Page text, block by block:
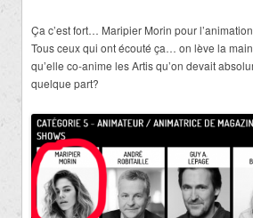
Ça c’est fort… Maripier Morin pour
Tous ceux qui ont écouté ça… on lève la
qu’elle co-anime les Artis qu’on devait
quelque part?